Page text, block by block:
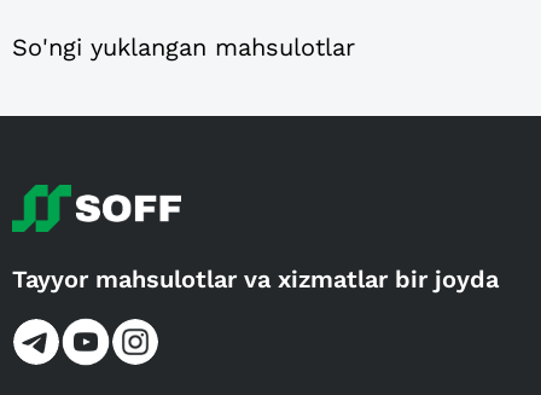
So'ngi yuklangan mahsulotlar
Tayyor mahsulotlar va xizmatlar bir joyda